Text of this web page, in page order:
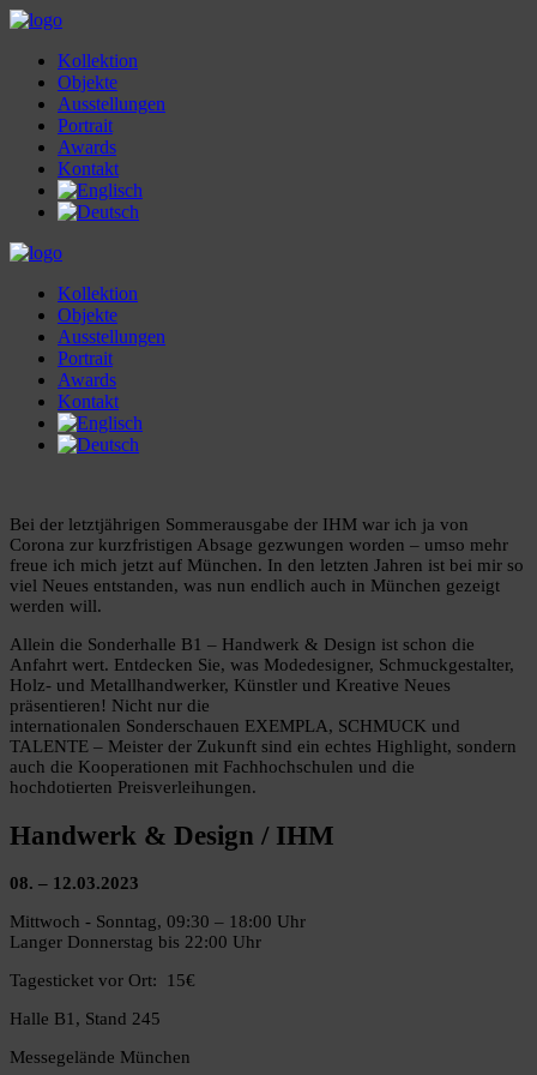
Kollektion
Objekte
Ausstellungen
Portrait
Awards
Kontakt
Kollektion
Objekte
Ausstellungen
Portrait
Awards
Kontakt
Bei der letztjährigen Sommerausgabe der IHM war ich ja von
Corona zur kurzfristigen Absage gezwungen worden – umso mehr
freue ich mich jetzt auf München. In den letzten Jahren ist bei mir so
viel Neues entstanden, was nun endlich auch in München gezeigt
werden will.
Allein die Sonderhalle B1 – Handwerk & Design ist schon die
Anfahrt wert. Entdecken Sie, was Modedesigner, Schmuckgestalter,
Holz- und Metallhandwerker, Künstler und Kreative Neues
präsentieren! Nicht nur die
internationalen Sonderschauen EXEMPLA, SCHMUCK und
TALENTE – Meister der Zukunft sind ein echtes Highlight, sondern
auch die Kooperationen mit Fachhochschulen und die
hochdotierten Preisverleihungen.
Handwerk & Design / IHM
08. – 12.03.2023
Mittwoch - Sonntag, 09:30 – 18:00 Uhr
Langer Donnerstag bis 22:00 Uhr
Tagesticket vor Ort: 15€
Halle B1, Stand 245
Messegelände München